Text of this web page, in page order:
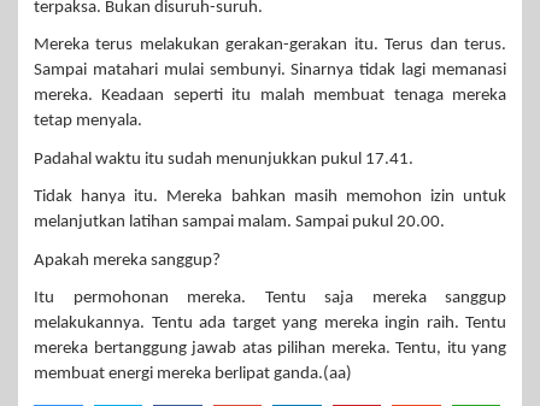
terpaksa. Bukan disuruh-suruh.
Mereka terus melakukan gerakan-gerakan itu. Terus dan terus.
Sampai matahari mulai sembunyi. Sinarnya tidak lagi memanasi
mereka. Keadaan seperti itu malah membuat tenaga mereka
tetap menyala.
Padahal waktu itu sudah menunjukkan pukul 17.41.
Tidak hanya itu. Mereka bahkan masih memohon izin untuk
melanjutkan latihan sampai malam. Sampai pukul 20.00.
Apakah mereka sanggup?
Itu permohonan mereka. Tentu saja mereka sanggup
melakukannya. Tentu ada target yang mereka ingin raih. Tentu
mereka bertanggung jawab atas pilihan mereka. Tentu, itu yang
membuat energi mereka berlipat ganda.(aa)